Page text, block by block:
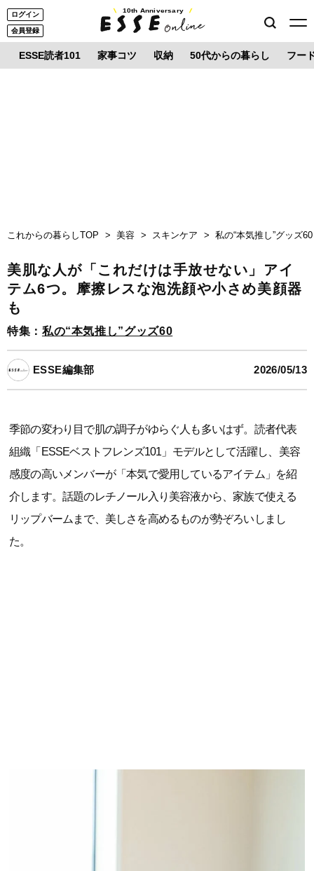
ログイン
会員登録
10th Anniversary
ESSE読者101 家事コツ 収納 50代からの暮らし フー
これからの暮らしTOP 美容 スキンケア 私の“本気推し”グッズ60
美肌な人が「これだけは手放せない」アイ
テム6つ。摩擦レスな泡洗顔や小さめ美顔器
も
特集： 私の“本気推し”グッズ60
ESSE編集部 2026/05/13
季節の変わり目で肌の調子がゆらぐ人も多いはず。読者代表
組織「ESSEベストフレンズ101」モデルとして活躍し、美容
感度の高いメンバーが「本気で愛用しているアイテム」を紹
介します。話題のレチノール入り美容液から、家族で使える
リップバームまで、美しさを高めるものが勢ぞろいしまし
た。